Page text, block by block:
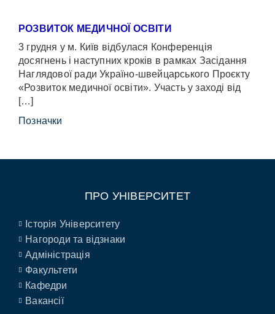
РОЗВИТОК МЕДИЧНОЇ ОСВІТИ
3 грудня у м. Київ відбулася Конференція
досягнень і наступних кроків в рамках Засідання
Наглядової ради Україно-швейцарського Проєкту
«Розвиток медичної освіти». Участь у заході від
[…]
Позначки
ПРО УНІВЕРСИТЕТ
Історія Університету
Нагороди та відзнаки
Адміністрація
Факультети
Кафедри
Вакансії